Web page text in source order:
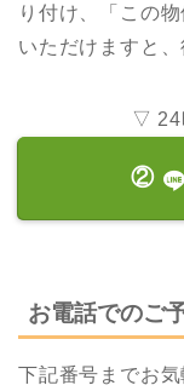
り付け、「この
いただけますと
▽ 24
②
お電話でのご
下記番号までお気